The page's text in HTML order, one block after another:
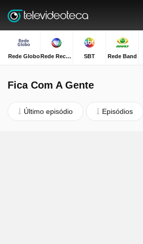
Rede Globo Rede Record SBT Rede Band
Fica Com A Gente
Último episódio Episódios